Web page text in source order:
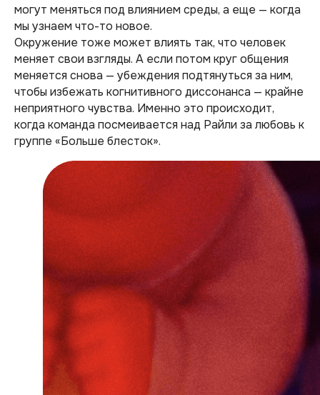
могут меняться под влиянием среды, а еще — когда
мы узнаем что-то новое.
Окружение тоже может влиять так, что человек
меняет свои взгляды. А если потом круг общения
меняется снова — убеждения подтянуться за ним,
чтобы избежать когнитивного диссонанса — крайне
неприятного чувства. Именно это происходит,
когда команда посмеивается над Райли за любовь к
группе «Больше блесток».